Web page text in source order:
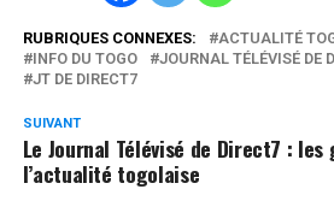
RUBRIQUES CONNEXES:
ACTUALITÉ
INFO DU TOGO
JOURNAL TÉLÉVISÉ DE
JT DE DIRECT7
SUIVANT
Le Journal Télévisé de Direct7 :
l’actualité togolaise